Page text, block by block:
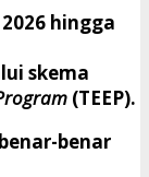
hingga
skema
(TEEP).
benar